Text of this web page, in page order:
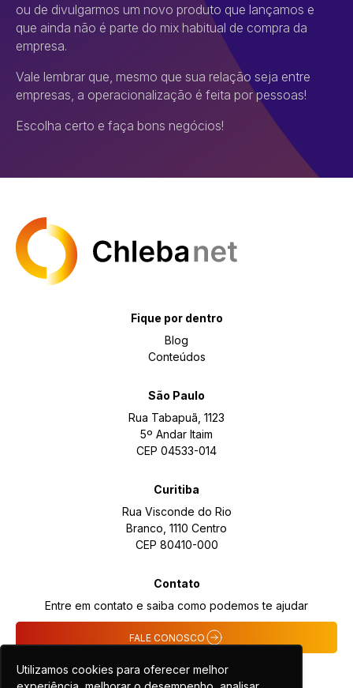
Utilizamos cookies para oferecer melhor
ou de divulgarmos um novo produto que lançamos e
que ainda não é parte do mix habitual de compra da
empresa.
Vale lembrar que, mesmo que sua relação seja entre
empresas, a operacionalização é feita por pessoas!
Escolha certo e faça bons negócios!
Fique por dentro
Blog
Conteúdos
São Paulo
Rua Tabapuã, 1123
5º Andar Itaim
CEP 04533-014
Curitiba
Rua Visconde do Rio
Branco, 1110 Centro
CEP 80410-000
Contato
Entre em contato e saiba como podemos te ajudar
FALE CONOSCO